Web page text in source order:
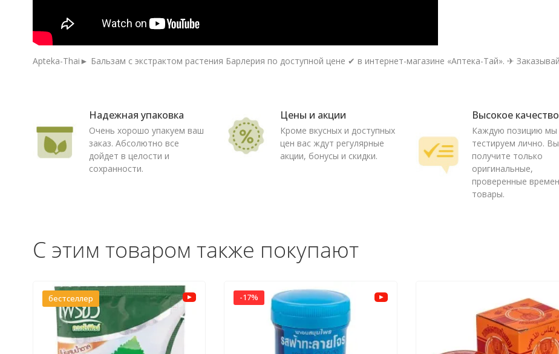
Apteka-Thai► Бальзам с экстрактом растения Барлерия по доступной цене ✔ в интернет-магазине «Аптека-Тай». ✈
Надежная упаковка
Очень хорошо упакуем ваш
заказ. Абсолютно все
дойдет в целости и
сохранности.
Цены и акции
Кроме вкусных и доступных
цен вас ждут регулярные
акции, бонусы и скидки.
Высокое качество
Каждую позицию мы
тестируем лично. Вы
получите только
оригинальные,
проверенные
товары.
С этим товаром также покупают
бестселлер -17%